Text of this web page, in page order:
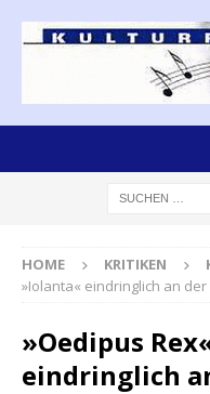
HOME KRITIKEN
»Iolanta« eindringlich an
»Oedipus
eindringlich